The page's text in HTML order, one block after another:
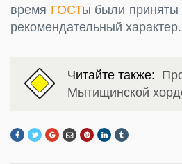
время ГОСТы были приняты
рекомендательный характер.
Читайте также:
Мытищинской